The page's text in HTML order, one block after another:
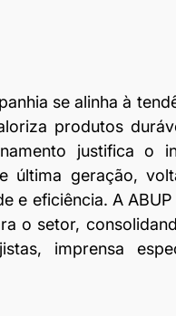
se alinha à
produtos
justifica o
última geração,
e eficiência. A ABUP
o setor,
imprensa